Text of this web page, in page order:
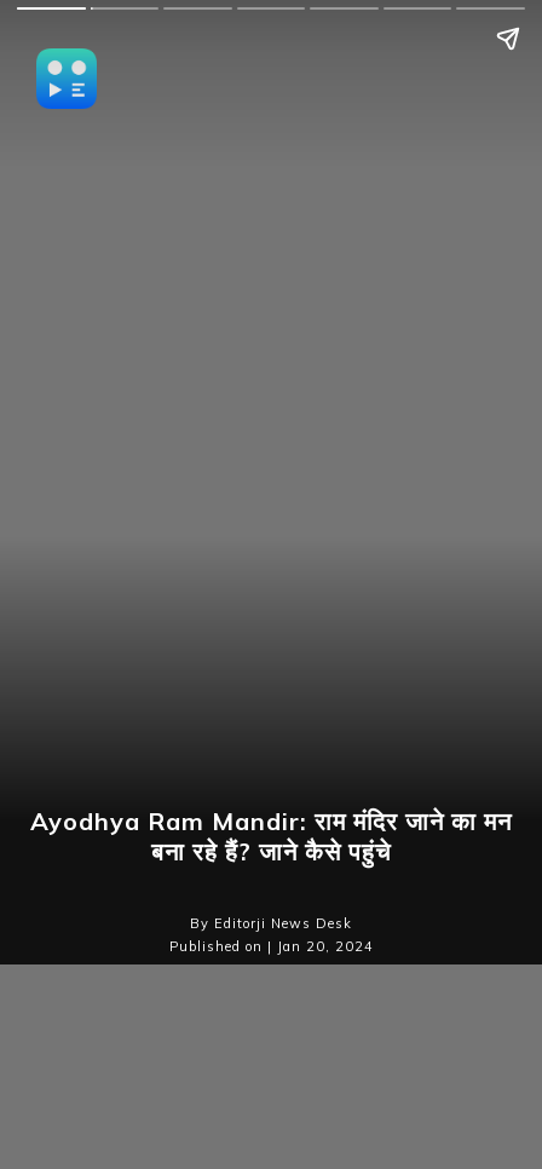
Ayodhya Ram Mandir: राम मंदिर जाने का मन
बना रहे हैं? जाने कैसे पहुंचे
By Editorji News Desk
Published on | Jan 20, 2024